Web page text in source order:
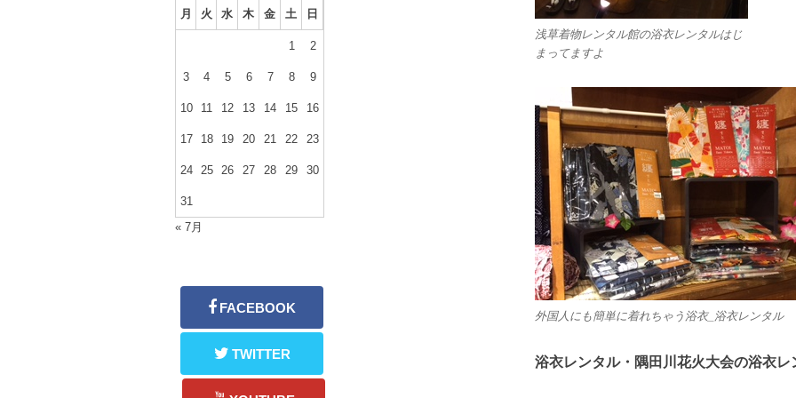
浅草着物レンタル館の浴衣レンタルはじ
まってますよ
外国人にも簡単に着れちゃう浴衣_浴衣レンタル
浴衣レンタル・隅田川花火大会の浴衣
月 火 水 木 金 土 日
1 2
3 4 5 6 7 8 9
10 11 12 13 14 15 16
17 18 19 20 21 22 23
24 25 26 27 28 29 30
31
« 7月